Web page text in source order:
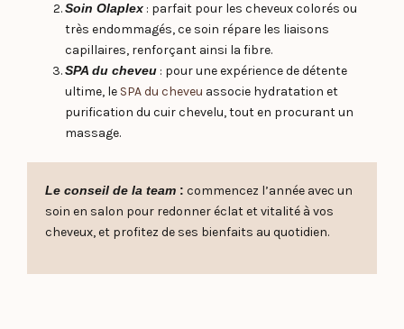
Soin Olaplex : parfait pour les cheveux colorés ou
très endommagés, ce soin répare les liaisons
capillaires, renforçant ainsi la fibre.
SPA du cheveu : pour une expérience de détente
ultime, le SPA du cheveu associe hydratation et
purification du cuir chevelu, tout en procurant un
massage.
Le conseil de la team : commencez l’année avec un
soin en salon pour redonner éclat et vitalité à vos
cheveux, et profitez de ses bienfaits au quotidien.